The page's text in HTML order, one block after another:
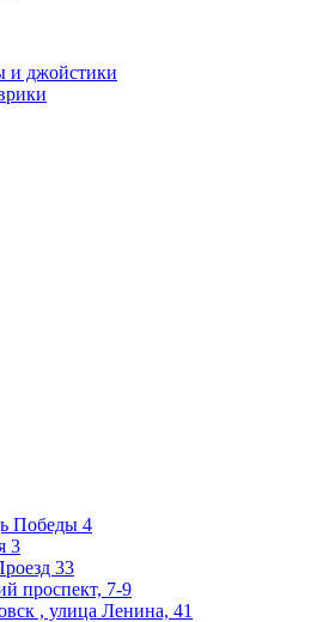
и джойстики
Победы 4
3
33
проспект, 7-9
, улица Ленина, 41